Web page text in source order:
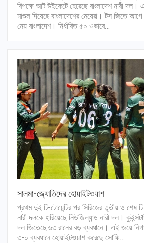
বিপক্ষে আট উইকেটে হেরেছে বাংলাদেশ নারী দল।
মাশুল দিয়েছে বাংলাদেশের মেয়েরা। টস জিতে আগে
নেয় বাংলাদেশ। নির্ধারিত ৫০ ওভারে…
সালমা-জ্যোতিদের হোয়াইটওয়াশ
প্রথম দুই টি-টোয়েন্টির পর সিরিজের তৃতীয় ও শেষ
নারী দলকে হারিয়েছে নিউজিল্যান্ড নারী দল।
দল জিতেছে ৬৩ রানের বড় ব্যবধানে। এই জয়ে
৩-০ ব্যবধানে হোয়াইটওয়াশ করেছে সোফি…